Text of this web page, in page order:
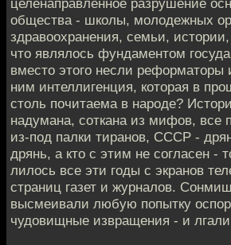
целенаправленное разрушение
общества - школы, молодежных
здравоохранения, семьи,
что являлось фундаментом
вместо этого несли реформаторы
ним интеллигенция, которая в
столь почитаема в народе?
надумана, соткана из мифов, все
из-под палки тиранов, СССР -
дрянь, а кто с этим не согласен -
лилось все эти годы с экранов
страниц газет и журналов.
высмеивали любую попытку
чудовищные извращения - и